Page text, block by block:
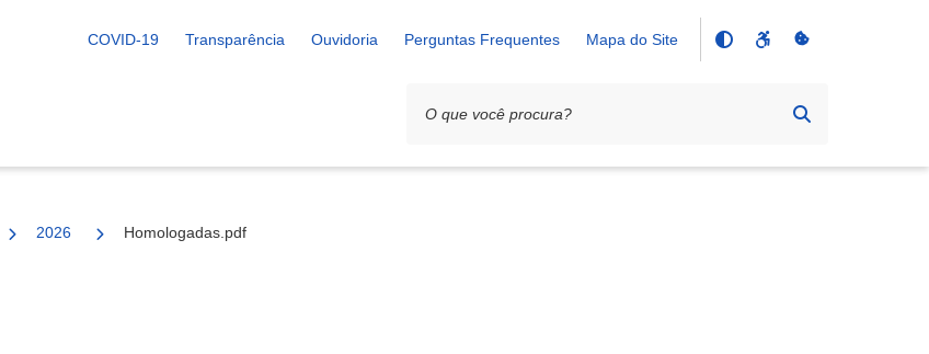
COVID-19 Transparência Ouvidoria Perguntas Frequentes Mapa do Site
2026 Homologadas.pdf